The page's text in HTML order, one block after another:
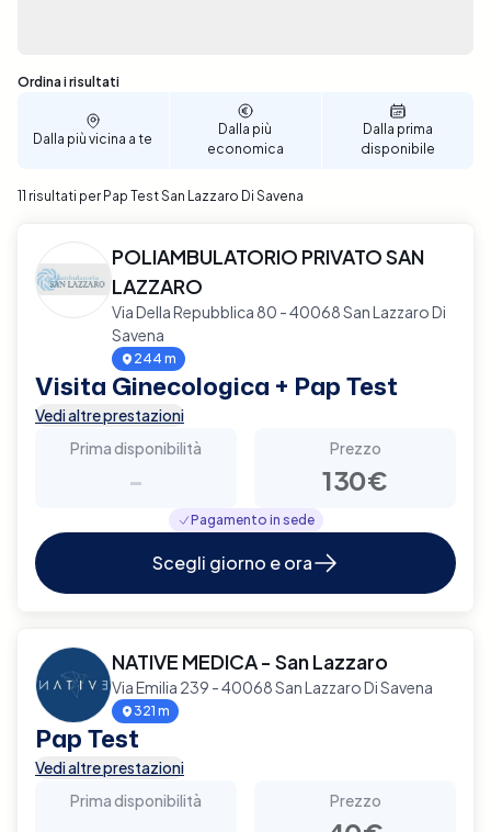
Sono stati trovati 11 risultati
Ordina i risultati
Dalla più vicina a te
Dalla più
economica
Dalla prima
disponibile
11 risultati per Pap Test San Lazzaro Di Savena
POLIAMBULATORIO PRIVATO SAN
LAZZARO
Via Della Repubblica 80 - 40068 San Lazzaro Di
Savena
244 m
Visita Ginecologica + Pap Test
Vedi altre prestazioni
Prima disponibilità
-
Prezzo
130€
Pagamento in sede
Scegli giorno e ora
NATIVE MEDICA - San Lazzaro
Via Emilia 239 - 40068 San Lazzaro Di Savena
321 m
Pap Test
Vedi altre prestazioni
Prima disponibilità
Prezzo